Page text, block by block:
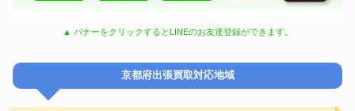
▲ バナーをクリックするとLINEのお友達登録ができます。
京都府出張買取対応地域